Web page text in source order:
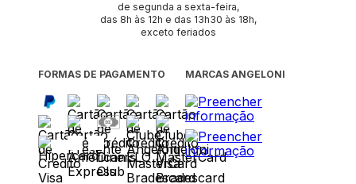
de segunda a sexta-feira,
das 8h às 12h e das 13h30 às 18h,
exceto feriados
FORMAS DE PAGAMENTO MARCAS ANGELONI